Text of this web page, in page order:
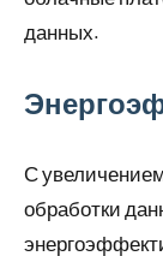
данных.
С
обработки